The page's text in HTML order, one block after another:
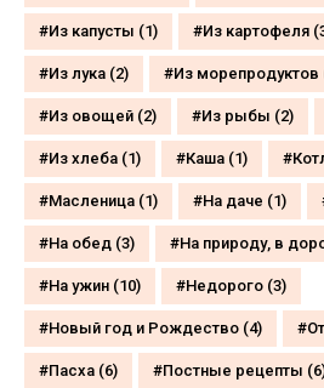
Из капусты (1) Из картофеля
Из лука (2) Из морепродуктов
Из овощей (2) Из рыбы (2)
Из хлеба (1) Каша (1)
Масленица (1) На даче (1)
На обед (3) На природу, в
На ужин (10) Недорого (3)
Новый год и Рождество (4)
Пасха (6) Постные рецепты